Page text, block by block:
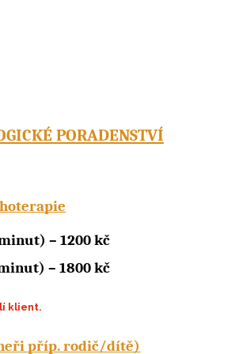
PORADENSTVÍ
– 1200 kč
– 1800 kč
klient.
příp. rodič/dítě)